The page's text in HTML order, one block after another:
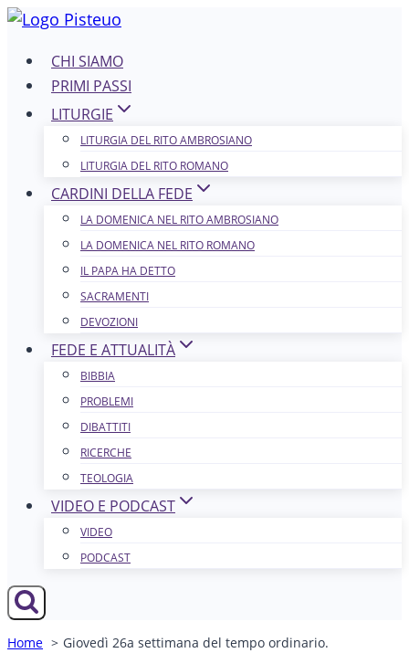
Salta
contenutoCHI SIAMO
PRIMI PASSI
LITURGIE
LITURGIA DEL RITO AMBROSIANO
LITURGIA DEL RITO ROMANO
CARDINI DELLA FEDE
LA DOMENICA NEL R​​​​​​ITO AMBROSIANO
LA DOMENICA NEL RITO ROMANO
IL PAPA HA DETTO
SACRAMENTI
DEVOZIONI
FEDE E ATTUALITÀ
BIBBIA
PROBLEMI
DIBATTITI
RICERCHE
TEOLOGIA
VIDEO E PODCAST
VIDEO
PODCAST
Home Giovedì 26a settimana del tempo ordinario.